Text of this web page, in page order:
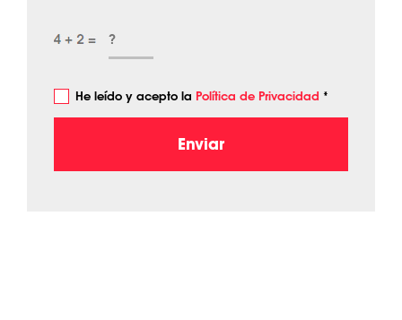
He leído y acepto la Política de Privacidad *
Enviar